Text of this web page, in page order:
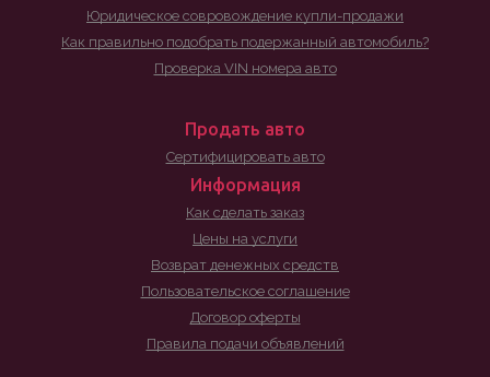
Юридическое совровождение купли-продажи
Как правильно подобрать подержанный автомобиль?
Проверка VIN номера авто
Продать авто
Сертифицировать авто
Информация
Как сделать заказ
Цены на услуги
Возврат денежных средств
Пользовательское соглашение
Договор оферты
Правила подачи объявлений